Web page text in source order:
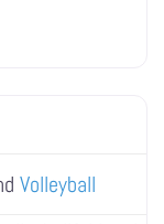
Volleyball